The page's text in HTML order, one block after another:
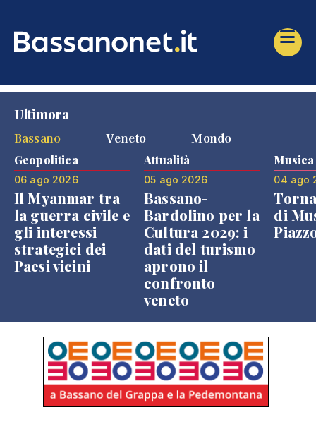
Ultimora
Bassano
Veneto Mondo
Geopolitica
06 ago 2026
Il Myanmar tra
la guerra civile e
gli interessi
strategici dei
Paesi vicini
Attualità
05 ago 2026
Bassano-
Bardolino per la
Cultura 2029: i
dati del turismo
aprono il
confronto
veneto
Musica
04 ago
di